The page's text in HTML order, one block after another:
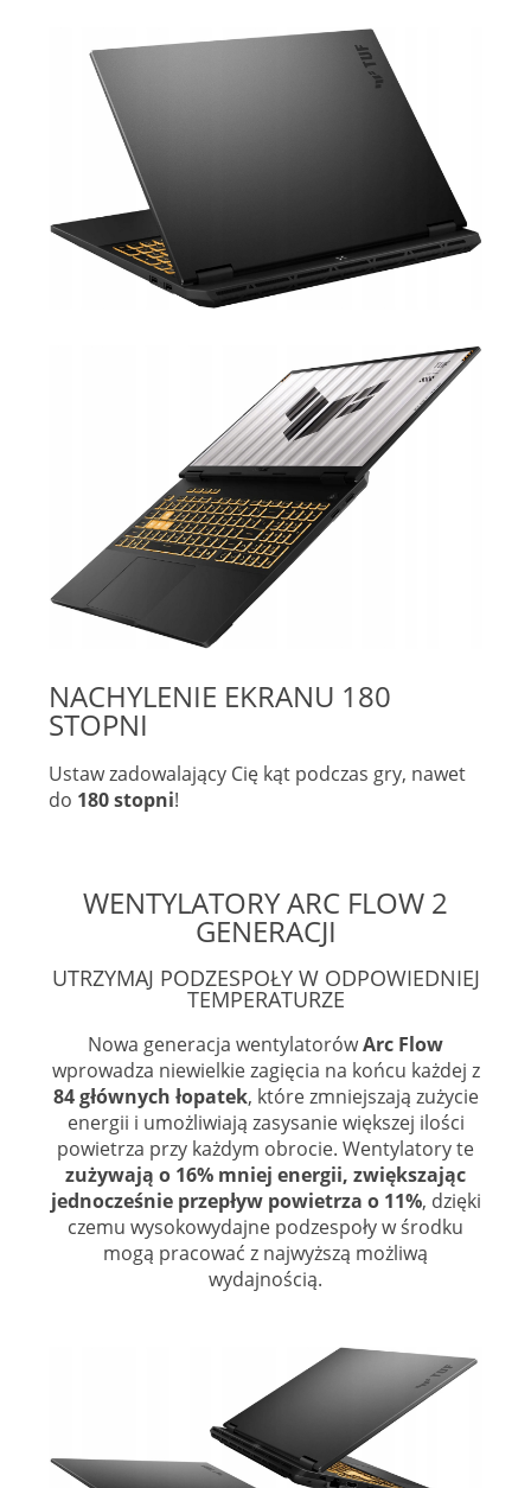
NACHYLENIE EKRANU 180
STOPNI
Ustaw zadowalający Cię kąt podczas gry, nawet
do 180 stopni!
WENTYLATORY ARC FLOW 2
GENERACJI
UTRZYMAJ PODZESPOŁY W ODPOWIEDNIEJ
TEMPERATURZE
Nowa generacja wentylatorówArc Flow
wprowadza niewielkie zagięcia na końcu każdej z
84 głównych łopatek, które zmniejszają zużycie
energii i umożliwiają zasysanie większej ilości
powietrza przy każdym obrocie. Wentylatory te
zużywają o 16% mniej energii, zwiększając
jednocześnie przepływ powietrza o 11%, dzięki
czemu wysokowydajne podzespoły w środku
mogą pracować z najwyższą możliwą
wydajnością.